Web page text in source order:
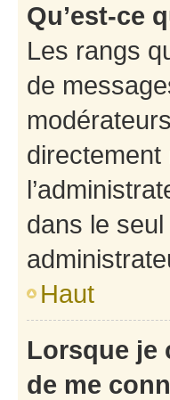
Qu’est-ce
Les rangs
de
directement
dans le
Haut
Lorsque je
de me